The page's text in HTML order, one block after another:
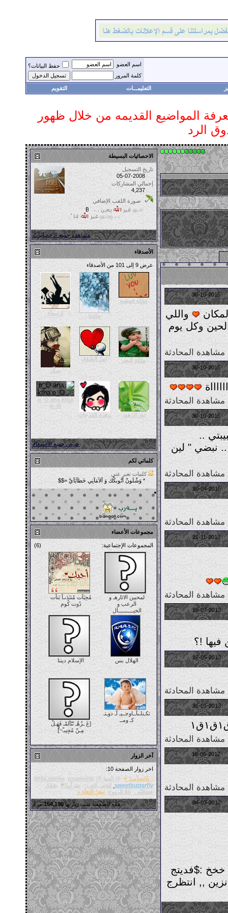
اسم العضو
حفظ البيانات؟
كلمة المرور
التعليمـــات التقويم
المواضيع القديمه من خلال ظهور
الرد
30-10-2015
11:53 PM
واللي
وكل يوم
مشاهدة المحادثة
30-10-2015
11:48 PM
مشاهدة المحادثة
30-10-2015
11:45 PM
..
نبضي " لين
مشاهدة المحادثة
10-04-2015
04:10 PM
مشاهدة المحادثة
21-11-2013
10:52 AM
مشاهدة المحادثة
19-07-2013
01:13 AM
فيها !؟
12-05-2013
07:57 PM
مشاهدة المحادثة
31-01-2013
04:38 PM
مشاهدة المحادثة
18-06-2012
10:11 PM
مشاهدة المحادثة
04-03-2012
05:26 PM
خخخ :$فديتج
,, انتظرج
الاحصائيات البسيطة
تاريخ التسجيل
05-07-2008
إجمالي المشاركات
4,237
صورة اللقب الإضافي
مشاهدة جميع الاحصائيات
الأصدقاء
عرض 9 إلى 101 من الأصدقاء
علكه فوشيه
loda إرتــوآء
ملكة البحر
أَنِيِنً آَلَشُوُق
سكّر
نور الزهور زهرة المرجان
o_O ana ktha
o_O
عرض جميع الأصدقاء
كلماتي لكم
كلمات تعبر عني
* وَشْلَونْ آتُوبكْك وَ آلآمَآنِي خَطآيَآيْ =$$
مجموعات الأعضاء
(6) المجموعات الإجتماعية:
لمحبين الاثارهـ و
الرعب و
الخيــــــــــال
مُحِبَآت مُنتَدَىـآ بَنآت
دُوت كُوم
الهلال بس الإسلام ديننا
تكـنلـىآــاوجــيـ آـ دوـتـ
كـ ومــ
[غَ ـزْهْـ تًتًأَلمْـ فَهَـلْ
مِـنْ مُجِيبـْ~]ْْ
آخر الزوار
اخر زوار الصفحة 10:
- ڪيسآميَ ♥ @ المها @ M!$s.emma
pnadoola
sweetbutterfly ||وتين الورد~ سَرآبِيْ❤ شوُق
عبدالله . غَلا الرووح نَبضُ النَقاء •.
هذه الصفحة تمت زيارتها154,190مرة